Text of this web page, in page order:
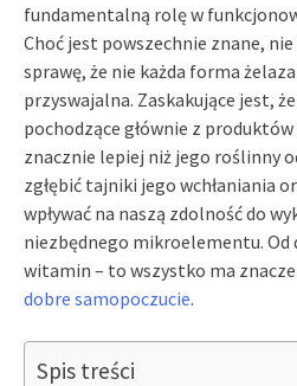
fundamentalną rolę w
Choć jest powszechnie znane, nie
sprawę, że nie każda forma
przyswajalna. Zaskakujące jest,
pochodzące głównie z
znacznie lepiej niż jego roślinny
zgłębić tajniki jego wchłaniania
wpływać na naszą zdolność do
niezbędnego mikroelementu. Od
witamin – to wszystko ma
dobre samopoczucie.
Spis treści